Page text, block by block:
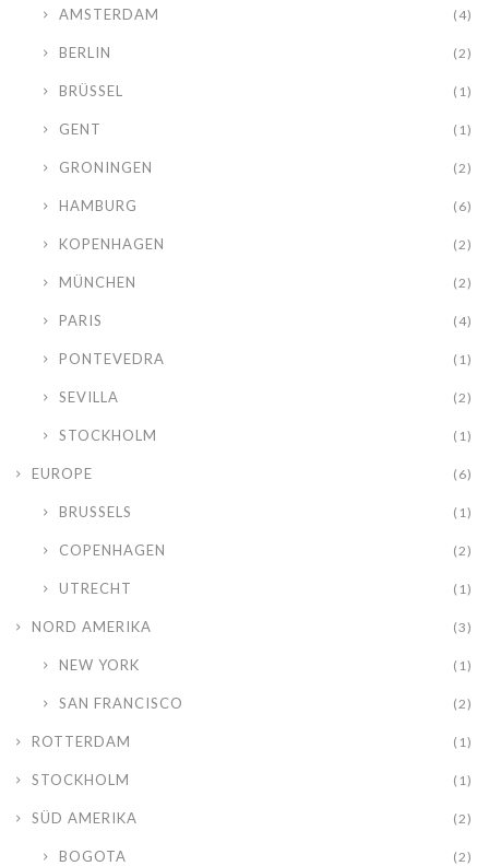
AMSTERDAM (4)
BERLIN (2)
BRÜSSEL (1)
GENT (1)
GRONINGEN (2)
HAMBURG (6)
KOPENHAGEN (2)
MÜNCHEN (2)
PARIS (4)
PONTEVEDRA (1)
SEVILLA (2)
STOCKHOLM (1)
EUROPE (6)
BRUSSELS (1)
COPENHAGEN (2)
UTRECHT (1)
NORD AMERIKA (3)
NEW YORK (1)
SAN FRANCISCO (2)
ROTTERDAM (1)
STOCKHOLM (1)
SÜD AMERIKA (2)
BOGOTA (2)